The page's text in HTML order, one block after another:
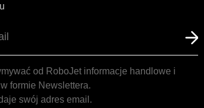
od RoboJet informacje handlowe i
formie Newslettera.
swój adres email.